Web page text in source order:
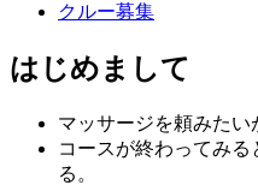
クルー募集
はじめまして
マッサージを頼みたい
コースが終わってみ
る。